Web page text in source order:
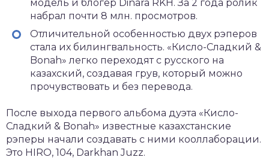
модель и блогер Dinara RKH. За 2 года ролик
набрал почти 8 млн. просмотров.
Отличительной особенностью двух рэперов
стала их билингвальность. «Кисло-Сладкий &
Bonah» легко переходят с русского на
казахский, создавая грув, который можно
прочувствовать и без перевода.
После выхода первого альбома дуэта «Кисло-
Сладкий & Bonah» известные казахстанские
рэперы начали создавать с ними кооллаборации.
Это HIRO, 104, Darkhan Juzz.